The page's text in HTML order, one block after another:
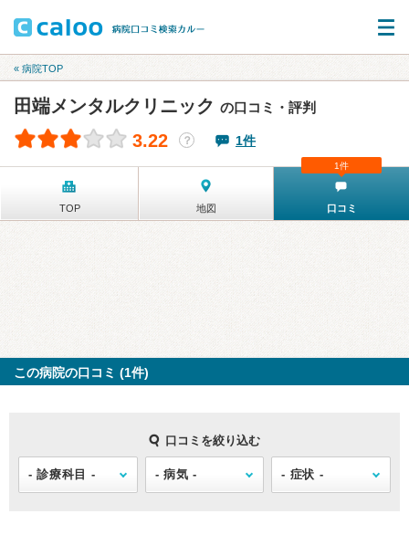
« 病院TOP
田端メンタルクリニック の口コミ・評判
3.22 ？ 1件
TOP 地図 口コミ
1件
この病院の口コミ (1件)
口コミを絞り込む